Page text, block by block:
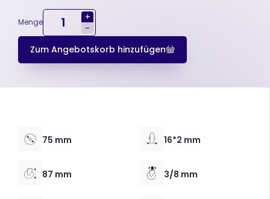
Menge
+
-
Zum Angebotskorb hinzufügen
75 mm 16*2 mm
87 mm 3/8 mm